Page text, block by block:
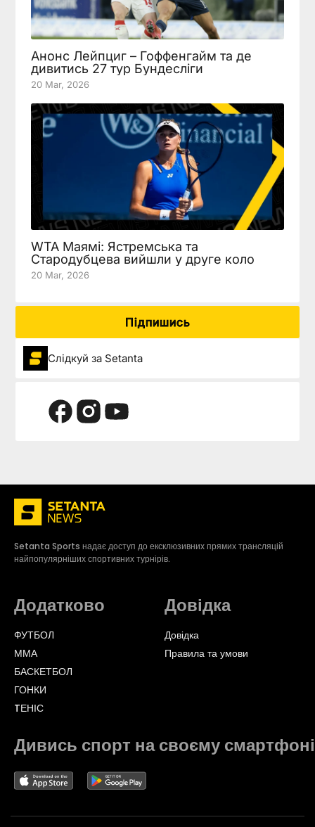
Анонс Лейпциг – Гоффенгайм та де
дивитись 27 тур Бундесліги
20 Mar, 2026
WTA Маямі: Ястремська та
Стародубцева вийшли у друге коло
20 Mar, 2026
Підпишись
Слідкуй за Setanta
Setanta Sports надає доступ до ексклюзивних прямих трансляцій
найпопулярніших спортивних турнірів.
Додатково
ФУТБОЛ
ММА
БАСКЕТБОЛ
ГОНКИ
TЕНІС
Довідка
Довідка
Правила та умови
Дивись спорт на своєму смартфоні